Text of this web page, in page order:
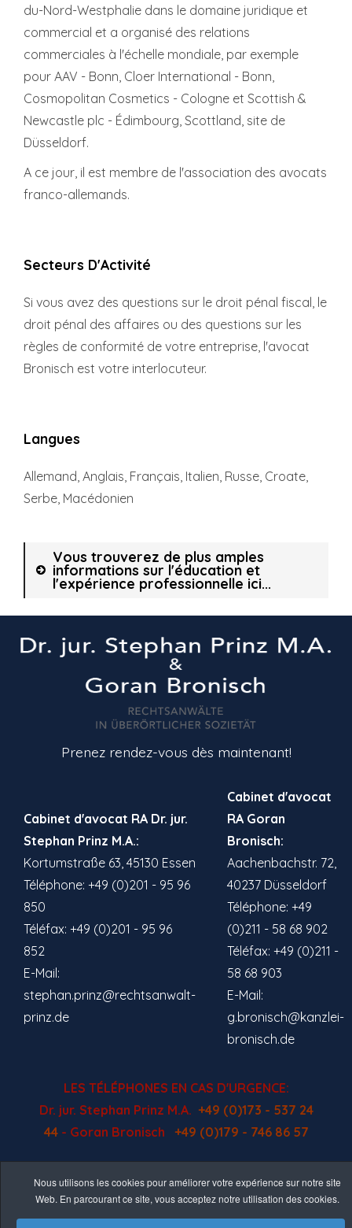
du-Nord-Westphalie dans le domaine juridique et
commercial et a organisé des relations
commerciales à l'échelle mondiale, par exemple
pour AAV - Bonn, Cloer International - Bonn,
Cosmopolitan Cosmetics - Cologne et Scottish &
Newcastle plc - Édimbourg, Scottland, site de
Düsseldorf.
A ce jour, il est membre de l'association des avocats
franco-allemands.
Secteurs D'Activité
Si vous avez des questions sur le droit pénal fiscal, le
droit pénal des affaires ou des questions sur les
règles de conformité de votre entreprise, l'avocat
Bronisch est votre interlocuteur.
Langues
Allemand, Anglais, Français, Italien, Russe, Croate,
Serbe, Macédonien
Vous trouverez de plus amples
informations sur l'éducation et
l'expérience professionnelle ici...
Prenez rendez-vous dès maintenant!
Cabinet d'avocat RA Dr. jur.
Stephan Prinz M.A.:
Kortumstraße 63, 45130 Essen
Téléphone: +49 (0)201 - 95 96
850
Téléfax: +49 (0)201 - 95 96
852
E-Mail:
stephan.prinz@rechtsanwalt-
prinz.de
Cabinet d'avocat
RA Goran
Bronisch:
Aachenbachstr. 72,
40237 Düsseldorf
Téléphone: +49
(0)211 - 58 68 902
Téléfax: +49 (0)211 -
58 68 903
E-Mail:
g.bronisch@kanzlei-
bronisch.de
LES TÉLÉPHONES EN CAS D'URGENCE:
Dr. jur. Stephan Prinz M.A. +49 (0)173 - 537 24
44- Goran Bronisch +49 (0)179 - 746 86 57
Nous utilisons les cookies pour améliorer votre expérience sur notre site
Web. En parcourant ce site, vous acceptez notre utilisation des cookies.